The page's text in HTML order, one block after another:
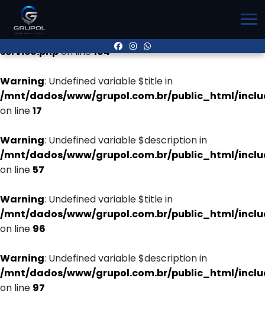
Warning
/mnt/dados/www/grupol.com.br/public_html/
servico.phpon line104
Warning: Undefined variable $title in
/mnt/dados/www/grupol.com.br/public_html/
on line17
Warning: Undefined variable $description in
/mnt/dados/www/grupol.com.br/public_html/
on line 57
Warning: Undefined variable $title in
/mnt/dados/www/grupol.com.br/public_html/
on line 96
Warning: Undefined variable $description in
/mnt/dados/www/grupol.com.br/public_html/
on line 97